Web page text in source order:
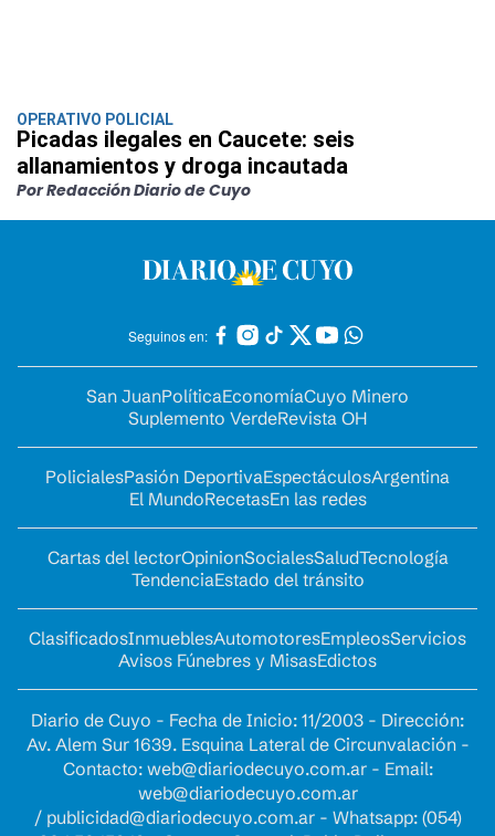
OPERATIVO POLICIAL
Picadas ilegales en Caucete: seis
allanamientos y droga incautada
Por Redacción Diario de Cuyo
Seguinos en:
San JuanPolíticaEconomíaCuyo Minero
Suplemento VerdeRevista OH
PolicialesPasión DeportivaEspectáculosArgentina
El MundoRecetasEn las redes
Cartas del lectorOpinionSocialesSaludTecnología
TendenciaEstado del tránsito
ClasificadosInmueblesAutomotoresEmpleosServicios
Avisos Fúnebres y MisasEdictos
Diario de Cuyo - Fecha de Inicio: 11/2003 - Dirección:
Av. Alem Sur 1639. Esquina Lateral de Circunvalación -
Contacto: web@diariodecuyo.com.ar- Email:
web@diariodecuyo.com.ar
/ publicidad@diariodecuyo.com.ar- Whatsapp: (054)